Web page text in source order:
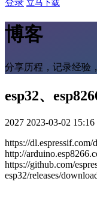
登录 立马下载
博客
分享历程，记录经验
esp32、
2027 2023-03-02 15:16
https://dl.espressif.com/
http://
https://github.com/
esp32/releases/